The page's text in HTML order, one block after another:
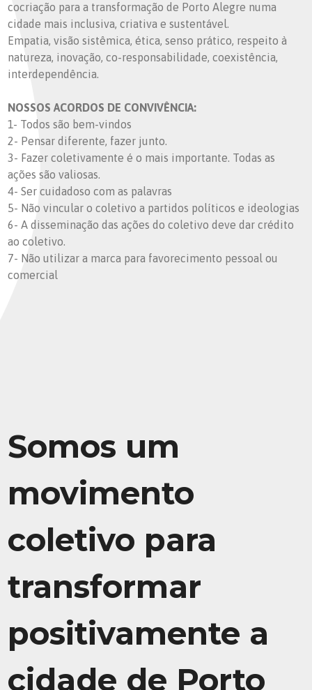
cocriação para a transformação de Porto Alegre numa
cidade mais inclusiva, criativa e sustentável.
Empatia, visão sistêmica, ética, senso prático, respeito à
natureza, inovação, co-responsabilidade, coexistência,
interdependência.
NOSSOS ACORDOS DE CONVIVÊNCIA:
1- Todos são bem-vindos
2- Pensar diferente, fazer junto.
3- Fazer coletivamente é o mais importante. Todas as
ações são valiosas.
4- Ser cuidadoso com as palavras
5- Não vincular o coletivo a partidos políticos e ideologias
6- A disseminação das ações do coletivo deve dar crédito
ao coletivo.
7- Não utilizar a marca para favorecimento pessoal ou
comercial
Somos um
movimento
coletivo para
transformar
positivamente a
cidade de Porto